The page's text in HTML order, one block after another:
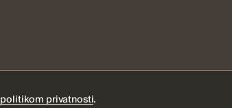
politikom privatnosti.